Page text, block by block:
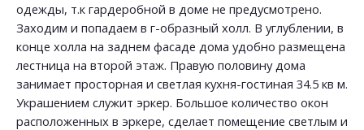
одежды, т.к гардеробной в доме не предусмотрено.
Заходим и попадаем в г-образный холл. В углублении, в
конце холла на заднем фасаде дома удобно размещена
лестница на второй этаж. Правую половину дома
занимает просторная и светлая кухня-гостиная 34.5 кв м.
Украшением служит эркер. Большое количество окон
расположенных в эркере, сделает помещение светлым и